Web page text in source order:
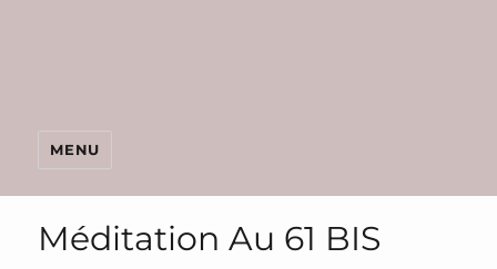
MENU
Méditation Au 61 BIS